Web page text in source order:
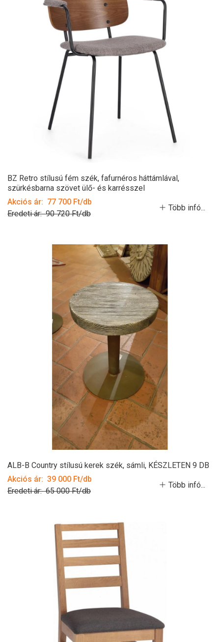
BZ Retro stílusú fém szék, fafurnéros háttámlával,
szürkésbarna szövet ülő- és karrésszel
Akciós ár: 77 700 Ft/db
Eredeti ár: 90 720 Ft/db
Több infó...
ALB-B Country stílusú kerek szék, sámli, KÉSZLETEN 9 DB
Akciós ár: 39 000 Ft/db
Eredeti ár: 65 000 Ft/db
Több infó...